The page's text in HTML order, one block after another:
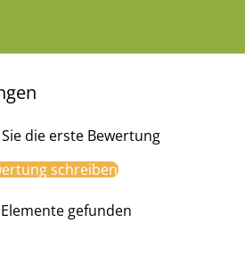
die erste Bewertung
schreiben
gefunden